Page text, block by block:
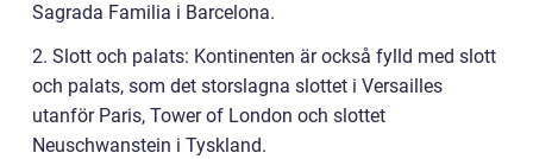
Sagrada Familia i Barcelona.
2. Slott och palats: Kontinenten är också fylld med slott
och palats, som det storslagna slottet i Versailles
utanför Paris, Tower of London och slottet
Neuschwanstein i Tyskland.